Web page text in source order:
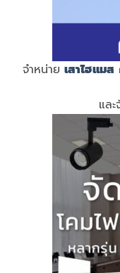
จำหน่าย เสาไฮแมส
แล